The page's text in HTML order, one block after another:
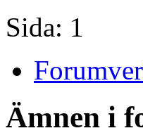
Sida: 1
Ämnen i